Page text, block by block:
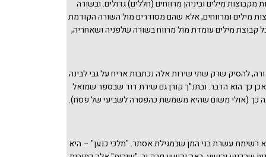
מקבוצות מילים וביניהן מרווחים (חללים) גדולים. ובשורה
מילים ומרווחים, אלא שהם מסודרים מול השורה הקודמת
קבוצת מילים עומדת מול מרווח בשורה שלפניה ושאחריה,
בסוף הדף. ולגבי המשמעות הפיסית של אריח על גבי
הבנייה ולהלכות עירובין, ראה גמרא עירובין יג ע"א
באיור שהביא שם.
להסיק שרק שתי שירות אלה נכתבות אריח על גבי לבינה.
אכן כך הוא הדבר. ובתנ"ך קורן גם שירת דוד שבספר שמואל
כך (אולי משום שהיא משמשת כהפטרה לשביעי של פסח).
ע"ג לבינה שהיא 'ציורית' יותר. ויש קשר תכני בין שירת
מלבד ששירת דבורה היא ההפטרה לשבת שירה (בשלח).
רשימת עשרת בני המן שבמגילת אסתר. "מלכי כנען" – היא